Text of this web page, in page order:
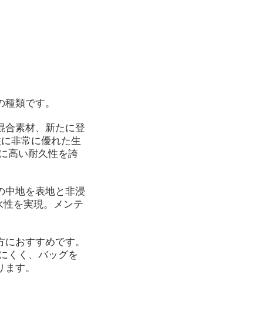
類です。
合素材、新たに登
非常に優れた生
高い耐久性を誇
中地を表地と非浸
を実現。メンテ
おすすめです。
くく、バッグを
す。